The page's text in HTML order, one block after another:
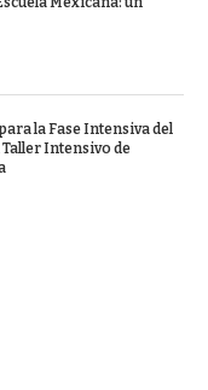
la Fase Intensiva del
Taller Intensivo de